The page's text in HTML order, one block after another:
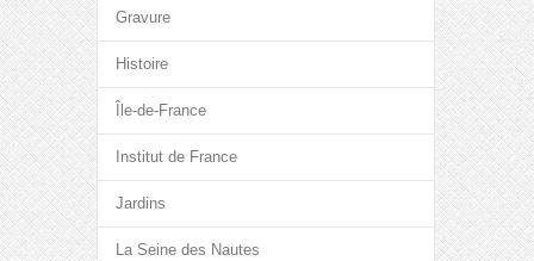
Gravure
Histoire
Île-de-France
Institut de France
Jardins
La Seine des Nautes